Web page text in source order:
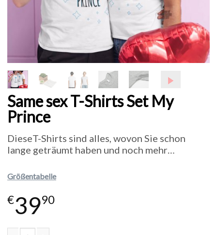
Same sex T-Shirts Set My
Prince
DieseT-Shirts sind alles, wovon Sie schon
lange geträumt haben und noch mehr…
Größentabelle
€3990